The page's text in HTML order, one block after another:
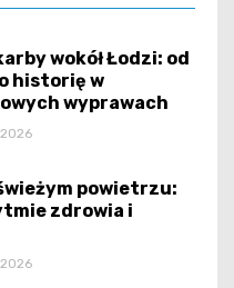
wokół Łodzi: od
historię w
wyprawach
powietrzu:
zdrowia i